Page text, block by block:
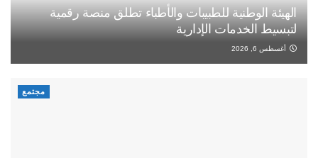
الهيئة الوطنية للطبيبات والأطباء تطلق منصة رقمية
لتبسيط الخدمات الإدارية
أغسطس 6, 2026
مجتمع